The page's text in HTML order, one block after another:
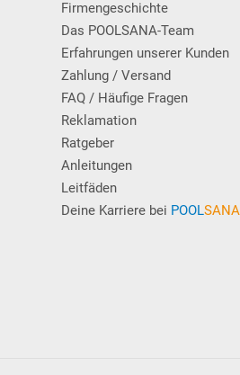
Firmengeschichte
Das POOLSANA-Team
Erfahrungen unserer Kunden
Zahlung / Versand
FAQ / Häufige Fragen
Reklamation
Ratgeber
Anleitungen
Leitfäden
Deine Karriere bei POOLSANA